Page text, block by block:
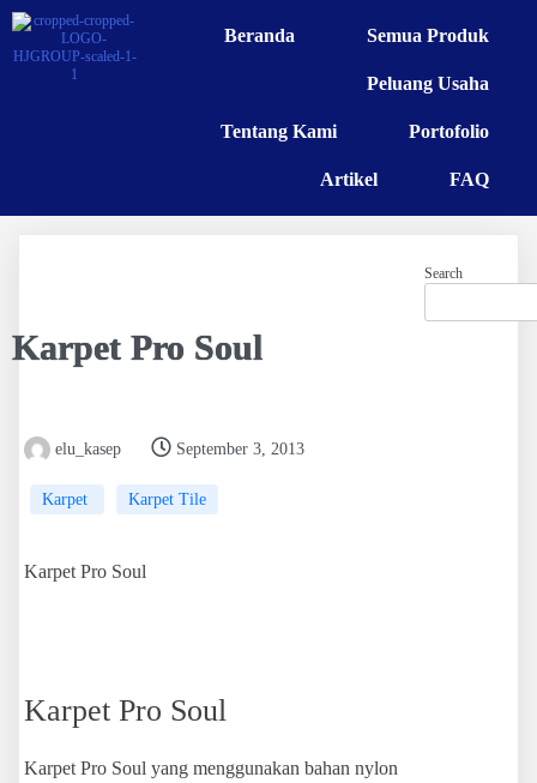
Beranda Semua Produk
Peluang Usaha
Tentang Kami Portofolio
Artikel FAQ
Karpet Pro Soul
elu_kasep September 3, 2013
Karpet Karpet Tile
Karpet Pro Soul
Karpet Pro Soul
Karpet Pro Soul yang menggunakan bahan nylon
Search